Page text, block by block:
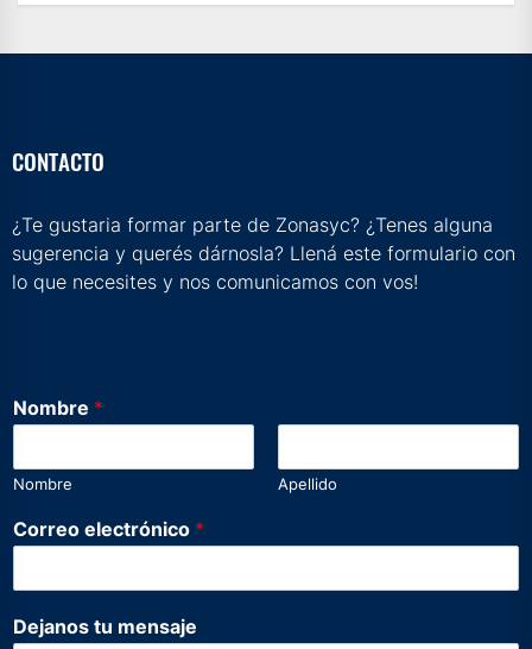
CONTACTO
¿Te gustaria formar parte de Zonasyc? ¿Tenes alguna
sugerencia y querés dárnosla? Llená este formulario con
lo que necesites y nos comunicamos con vos!
Nombre *
Nombre Apellido
Correo electrónico *
m
e
Dejanos tu mensaje